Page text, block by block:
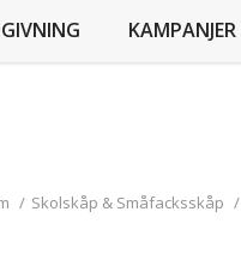
KAMPANJER
/ Skolskåp & Småfacksskåp /